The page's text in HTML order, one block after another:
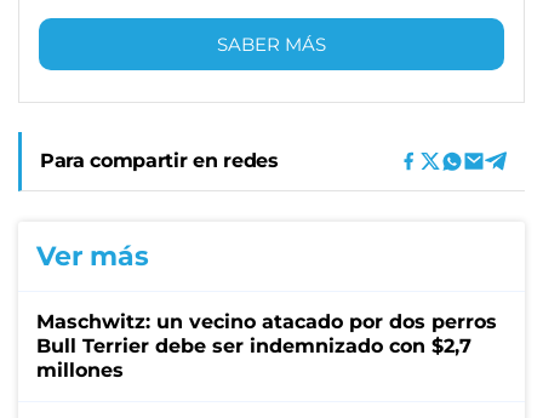
SABER MÁS
Para compartir en redes
Ver más
Maschwitz: un vecino atacado por dos perros
Bull Terrier debe ser indemnizado con $2,7
millones